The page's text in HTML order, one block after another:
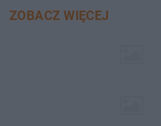
ZOBACZ WIĘCEJ